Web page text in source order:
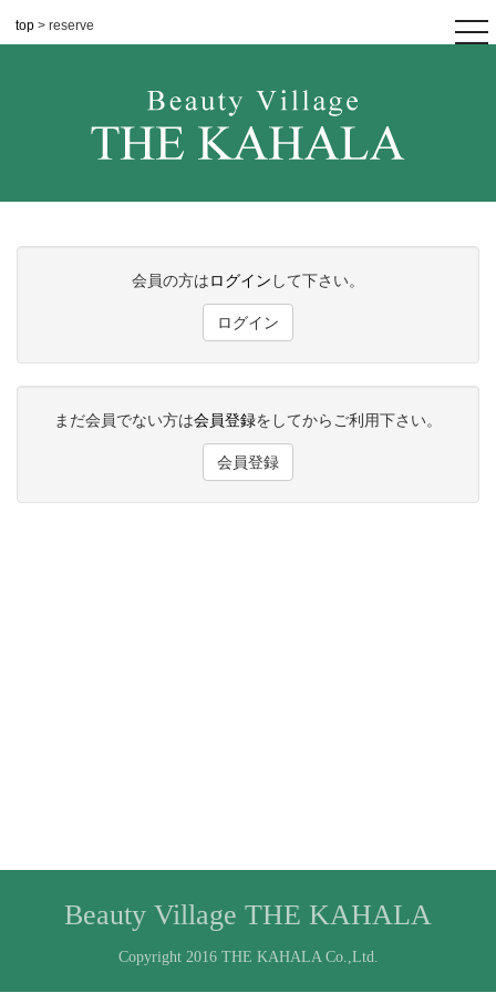
top > reserve
会員の方はログイン して下さい。
ログイン
まだ会員でない方は会員登録をしてからご利用下さい。
会員登録
Beauty Village THE KAHALA
Copyright 2016 THE KAHALA Co.,Ltd.